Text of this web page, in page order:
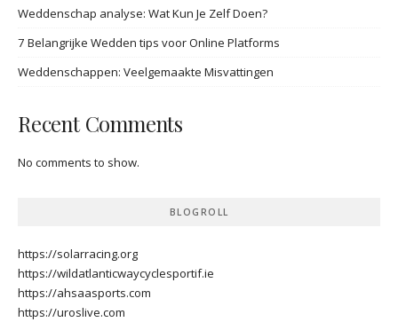
Weddenschap analyse: Wat Kun Je Zelf Doen?
7 Belangrijke Wedden tips voor Online Platforms
Weddenschappen: Veelgemaakte Misvattingen
Recent Comments
No comments to show.
BLOGROLL
https://solarracing.org
https://wildatlanticwaycyclesportif.ie
https://ahsaasports.com
https://uroslive.com